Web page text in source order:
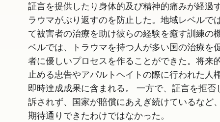
証言を提供したり身体的及び精神的痛みが経過
ラウマがぶり返すのを防止した。地域レベルで
て被害者の治療を助け彼らの経験を癒す訓練の
ベルでは、トラウマを持つ人が多い国の治療を
者に優しいプロセスを作ることができた。将来
止める忠告やアパルトヘイトの際に行われた人
即時達成成果に含まれる。 一方で、証言を拒
訴されず、国家が賠償にあえぎ続けているなど
期待通りできたわけではなかった。